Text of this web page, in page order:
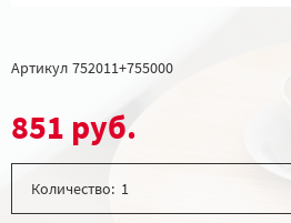
Артикул 752011+755000
851 руб.
Количество: